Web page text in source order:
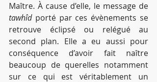
tawhîd porté par ces évènements se
retrouve éclipsé ou relégué au
second plan. Elle a eu aussi pour
conséquence d’avoir fait naître
beaucoup de querelles notamment